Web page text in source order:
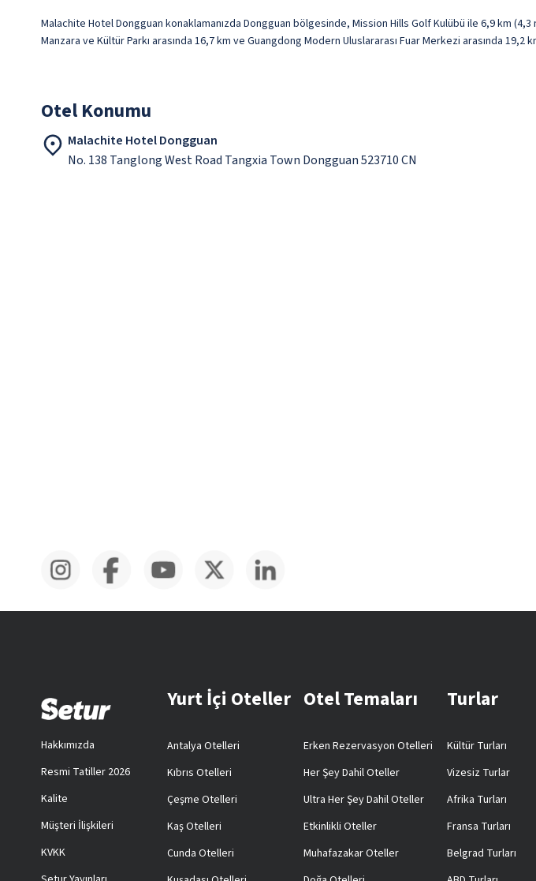
Malachite Hotel Dongguan konaklamanızda Dongguan bölgesinde, Mission Hills Golf Kulübü ile 6,9 km
Manzara ve Kültür Parkı arasında 16,7 km ve Guangdong Modern Uluslararası Fuar Merkezi arasında 19,2
Otel Konumu
Malachite Hotel Dongguan
No. 138 Tanglong West Road Tangxia Town Dongguan 523710 CN
Hakkımızda
Resmi Tatiller 2026
Kalite
Müşteri İlişkileri
KVKK
Yurt İçi Oteller
Antalya Otelleri
Kıbrıs Otelleri
Çeşme Otelleri
Kaş Otelleri
Cunda Otelleri
Otel Temaları
Erken Rezervasyon Otelleri
Her Şey Dahil Oteller
Ultra Her Şey Dahil Oteller
Etkinlikli Oteller
Muhafazakar Oteller
Turlar
Kültür Turları
Vizesiz Turlar
Afrika Turları
Fransa Turları
Belgrad Turları